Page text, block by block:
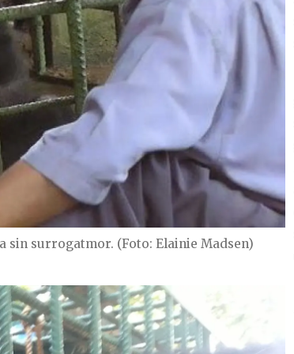
sin surrogatmor. (Foto: Elainie Madsen)